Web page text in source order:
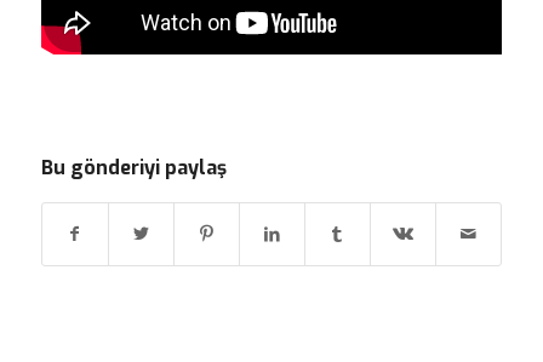
Bu gönderiyi paylaş